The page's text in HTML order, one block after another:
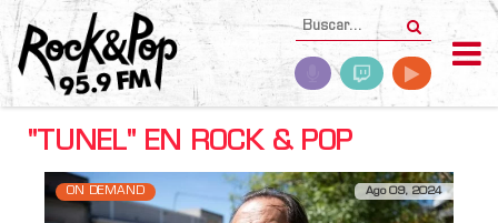
"TUNEL" EN ROCK & POP
ON DEMAND Ago 09, 2024